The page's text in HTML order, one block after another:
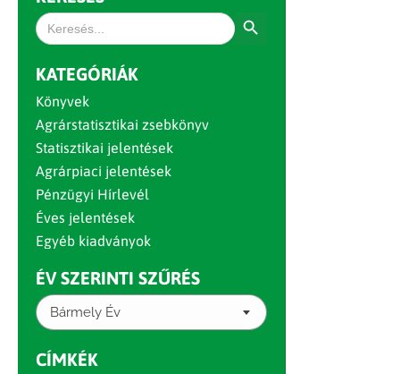
Search
for:
KATEGÓRIÁK
Könyvek
Agrárstatisztikai zsebkönyv
Statisztikai jelentések
Agrárpiaci jelentések
Pénzügyi Hírlevél
Éves jelentések
Egyéb kiadványok
ÉV SZERINTI SZŰRÉS
Bármely Év
CÍMKÉK